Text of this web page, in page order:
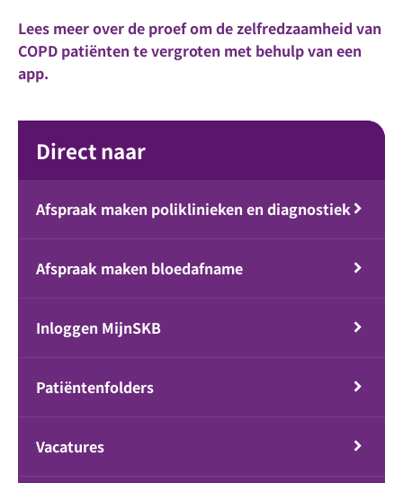
Lees meer over de proef om de zelfredzaamheid van
COPD patiënten te vergroten met behulp van een
app.
Direct naar
Afspraak maken poliklinieken en diagnostiek
Afspraak maken bloedafname
Inloggen MijnSKB
Patiëntenfolders
Vacatures